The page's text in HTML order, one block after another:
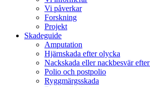
Vi påverkar
Forskning
Projekt
Skadeguide
Amputation
Hjärnskada efter olycka
Nackskada eller nackbesvär
Polio och postpolio
Ryggmärgsskada